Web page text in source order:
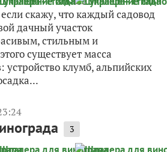
скажу, что каждый садовод
дачный участок
стильным и
существует масса
устройство клумб, альпийских
3